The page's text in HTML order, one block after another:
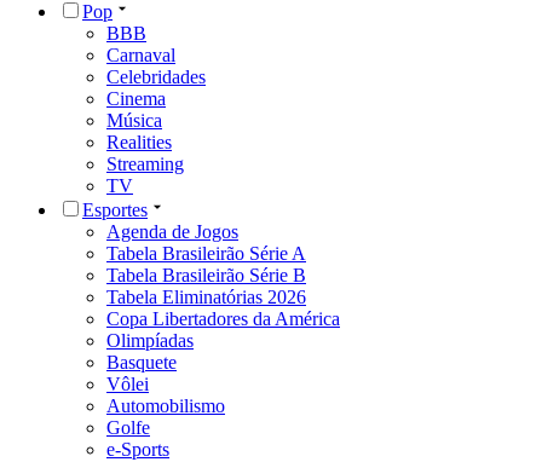
Pop
BBB
Carnaval
Celebridades
Cinema
Música
Realities
Streaming
TV
Esportes
Agenda de Jogos
Tabela Brasileirão Série A
Tabela Brasileirão Série B
Tabela Eliminatórias 2026
Copa Libertadores da América
Olimpíadas
Basquete
Vôlei
Automobilismo
Golfe
e-Sports